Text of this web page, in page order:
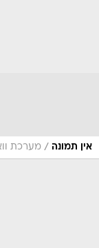
אין תמונה / מערכת